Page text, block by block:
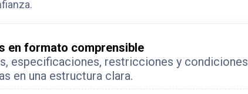
en formato comprensible
especificaciones, restricciones y condiciones
en una estructura clara.